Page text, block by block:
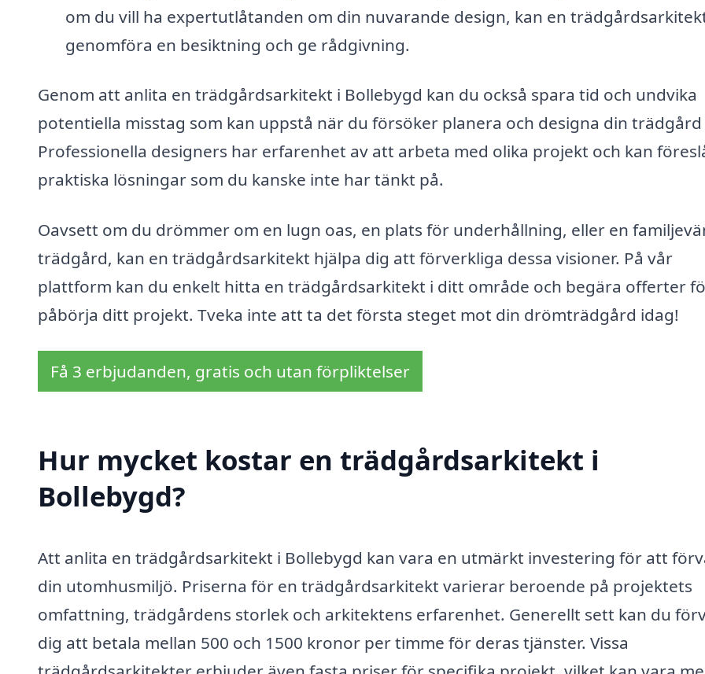
om du vill ha expertutlåtanden om din nuvarande design, kan en
genomföra en besiktning och ge rådgivning.
Genom att anlita en trädgårdsarkitekt i Bollebygd kan du också spara tid och undvika
potentiella misstag som kan uppstå när du försöker planera och designa din trädgård
Professionella designers har erfarenhet av att arbeta med olika projekt och kan
praktiska lösningar som du kanske inte har tänkt på.
Oavsett om du drömmer om en lugn oas, en plats för underhållning, eller en
trädgård, kan en trädgårdsarkitekt hjälpa dig att förverkliga dessa visioner. På vår
plattform kan du enkelt hitta en trädgårdsarkitekt i ditt område och begära offerter
påbörja ditt projekt. Tveka inte att ta det första steget mot din drömträdgård idag!
Få 3 erbjudanden, gratis och utan förpliktelser
Hur mycket kostar en trädgårdsarkitekt i
Bollebygd?
Att anlita en trädgårdsarkitekt i Bollebygd kan vara en utmärkt investering för att
din utomhusmiljö. Priserna för en trädgårdsarkitekt varierar beroende på projektets
omfattning, trädgårdens storlek och arkitektens erfarenhet. Generellt sett kan du
dig att betala mellan 500 och 1500 kronor per timme för deras tjänster. Vissa